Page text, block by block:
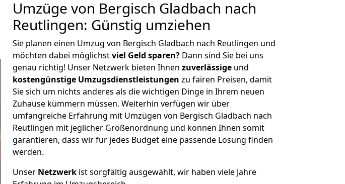
Umzüge von Bergisch Gladbach nach
Reutlingen: Günstig umziehen
Sie planen einen Umzug von Bergisch Gladbach nach Reutlingen und
möchten dabei möglichstviel Geld sparen? Dann sind Sie bei uns
genau richtig! Unser Netzwerk bieten Ihnen zuverlässige und
kostengünstige Umzugsdienstleistungen zu fairen Preisen, damit
Sie sich um nichts anderes als die wichtigen Dinge in Ihrem neuen
Zuhause kümmern müssen. Weiterhin verfügen wir über
umfangreiche Erfahrung mit Umzügen von Bergisch Gladbach nach
Reutlingen mit jeglicher Größenordnung und können Ihnen somit
garantieren, dass wir für jedes Budget eine passende Lösung finden
werden.
Unser Netzwerk ist sorgfältig ausgewählt, wir haben viele Jahre